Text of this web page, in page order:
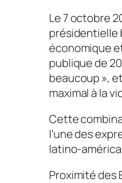
Le 7 octobre
présidentielle
économique
publique de
beaucoup »,
maximal à la
Cette
l’une des
latino-
Proximité des